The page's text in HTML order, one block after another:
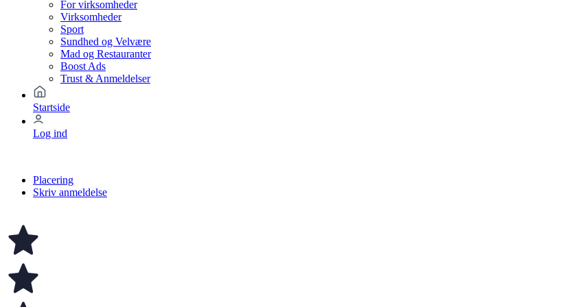
For virksomheder
Virksomheder
Sport
Sundhed og Velvære
Mad og Restauranter
Boost Ads
Trust & Anmeldelser
Startside
Log ind
Placering
Skriv anmeldelse